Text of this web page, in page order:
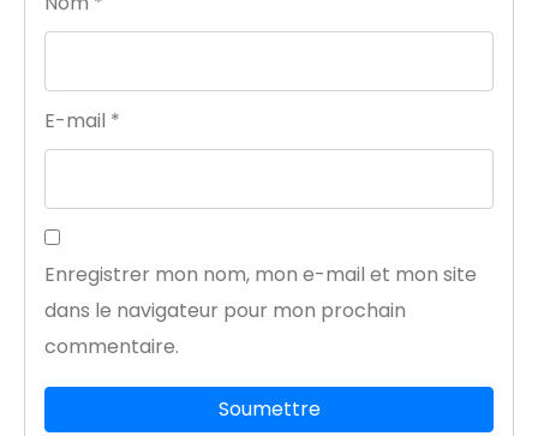
E-mail *
Enregistrer mon nom, mon e-mail et mon site
dans le navigateur pour mon prochain
commentaire.